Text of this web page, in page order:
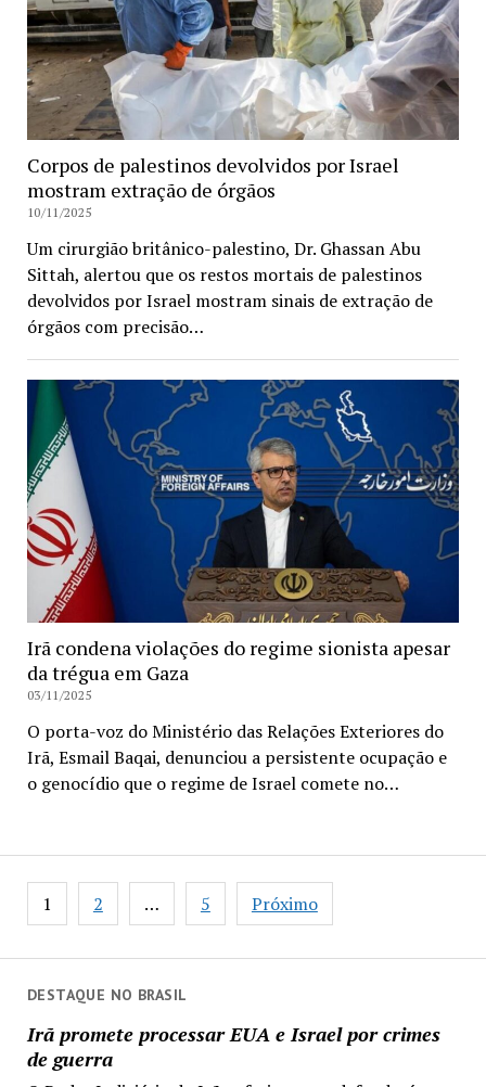
DESTAQUE NO BRASIL
Irã promete processar EUA e Israel por crimes
de guerra
Corpos de palestinos devolvidos por Israel
mostram extração de órgãos
10/11/2025
Um cirurgião britânico-palestino, Dr. Ghassan Abu
Sittah, alertou que os restos mortais de palestinos
devolvidos por Israel mostram sinais de extração de
órgãos com precisão…
Irã condena violações do regime sionista apesar
da trégua em Gaza
03/11/2025
O porta-voz do Ministério das Relações Exteriores do
Irã, Esmail Baqai, denunciou a persistente ocupação e
o genocídio que o regime de Israel comete no…
Paginação
de
1 2 … 5 Próximo